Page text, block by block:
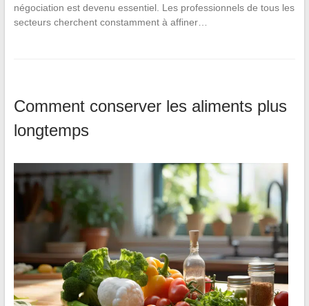
négociation est devenu essentiel. Les professionnels de tous les
secteurs cherchent constamment à affiner…
Comment conserver les aliments plus
longtemps